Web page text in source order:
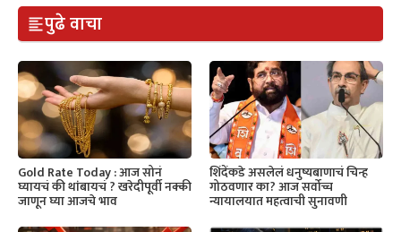
पुढे वाचा
Gold Rate Today : आज सोनं
घ्यायचं की थांबायचं ? खरेदीपूर्वी नक्की
जाणून घ्या आजचे भाव
शिंदेंकडे असलेलं धनुष्यबाणाचं चिन्ह
गोठवणार का? आज सर्वोच्च
न्यायालयात महत्वाची सुनावणी